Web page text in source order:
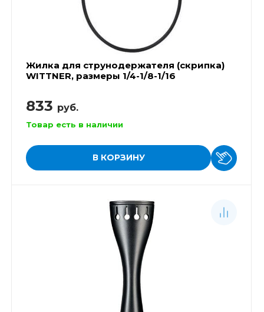
Жилка для струнодержателя (скрипка)
WITTNER, размеры 1/4-1/8-1/16
833 руб.
Товар есть в наличии
В КОРЗИНУ